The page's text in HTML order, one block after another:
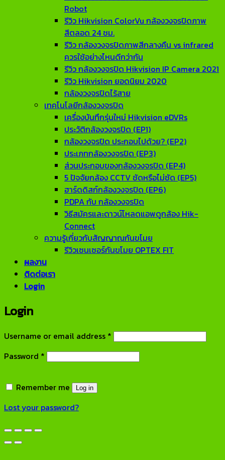
Robot
รีวิว Hikvision ColorVu กล้องวงจรปิดภาพ
สีตลอด 24 ชม.
รีวิว กล้องวงจรปิดภาพสีกลางคืน vs infrared
ควรใช้อย่างไหนดีกว่ากัน
รีวิว กล้องวงจรปิด Hikvision IP Camera 2021
รีวิว Hikvision ยอดนิยม 2020
กล้องวงจรปิดไร้สาย
เทคโนโลยีกล้องวงจรปิด
เครื่องบันทึกรุ่นใหม่ Hikvision eDVRs
ประวัติกล้องวงจรปิด (EP1)
กล้องวงจรปิด ประกอบไปด้วย? (EP2)
ประเภทกล้องวงจรปิด (EP3)
ส่วนประกอบของกล้องวงจรปิด (EP4)
5 ปัจจัยกล้อง CCTV ชัดหรือไม่ชัด (EP5)
ฮาร์ดดิสก์กล้องวงจรปิด (EP6)
PDPA กับ กล้องวงจรปิด
วิธีสมัครและดาวน์โหลดแอพดูกล้อง Hik-
Connect
ความรู้เกี่ยวกับสัญญาณกันขโมย
รีวิวเซนเซอร์กันขโมย OPTEX FIT
ผลงาน
ติดต่อเรา
Login
Login
Username or email address * Required
Password * Required
Remember me Log in
Lost your password?